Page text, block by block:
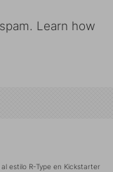
Learn how
estilo R-Type en Kickstarter